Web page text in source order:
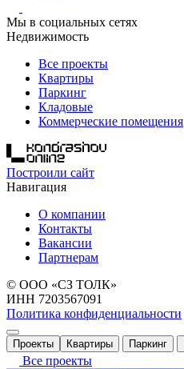
Мы в социальных сетях
Недвижимость
Все проекты
Квартиры
Паркинг
Кладовые
Коммерческие помещения
Построили сайт
Навигация
О компании
Контакты
Вакансии
Партнерам
© ООО «СЗ ТОЛК»
ИНН 7203567091
Политика конфиденциальности
Проекты Квартиры Паркинг
Все проекты